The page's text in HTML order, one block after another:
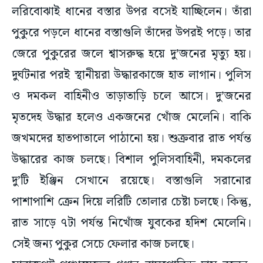
লরিবোঝাই ধানের বস্তার উপর বসেই যাচ্ছিলেন। তাঁরা
পুকুরে পড়লে ধানের বস্তাগুলি তাঁদের উপরই পড়ে। তার
জেরে পুকুরের জলে শ্বাসরুদ্ধ হয়ে দু’জনের মৃত্যু হয়।
দুর্ঘটনার পরই স্থানীয়রা উদ্ধারকাজে হাত লাগান। পুলিস
ও দমকল বাহিনীও তাড়াতাড়ি চলে আসে। দু’জনের
মৃতদেহ উদ্ধার হলেও একজনের খোঁজ মেলেনি। বাকি
জখমদের হাতপাতালে পাঠানো হয়। শুক্রবার রাত পর্যন্ত
উদ্ধারের কাজ চলছে। বিশাল পুলিসবাহিনী, দমকলের
দু’টি ইঞ্জিন সেখানে রয়েছে। বস্তাগুলি সরানোর
পাশাপাশি ক্রেন দিয়ে লরিটি তোলার চেষ্টা চলছে। কিন্তু,
রাত সাড়ে ৭টা পর্যন্ত নিখোঁজ যুবকের হদিশ মেলেনি।
সেই জন্য পুকুর সেচে ফেলার কাজ চলছে।